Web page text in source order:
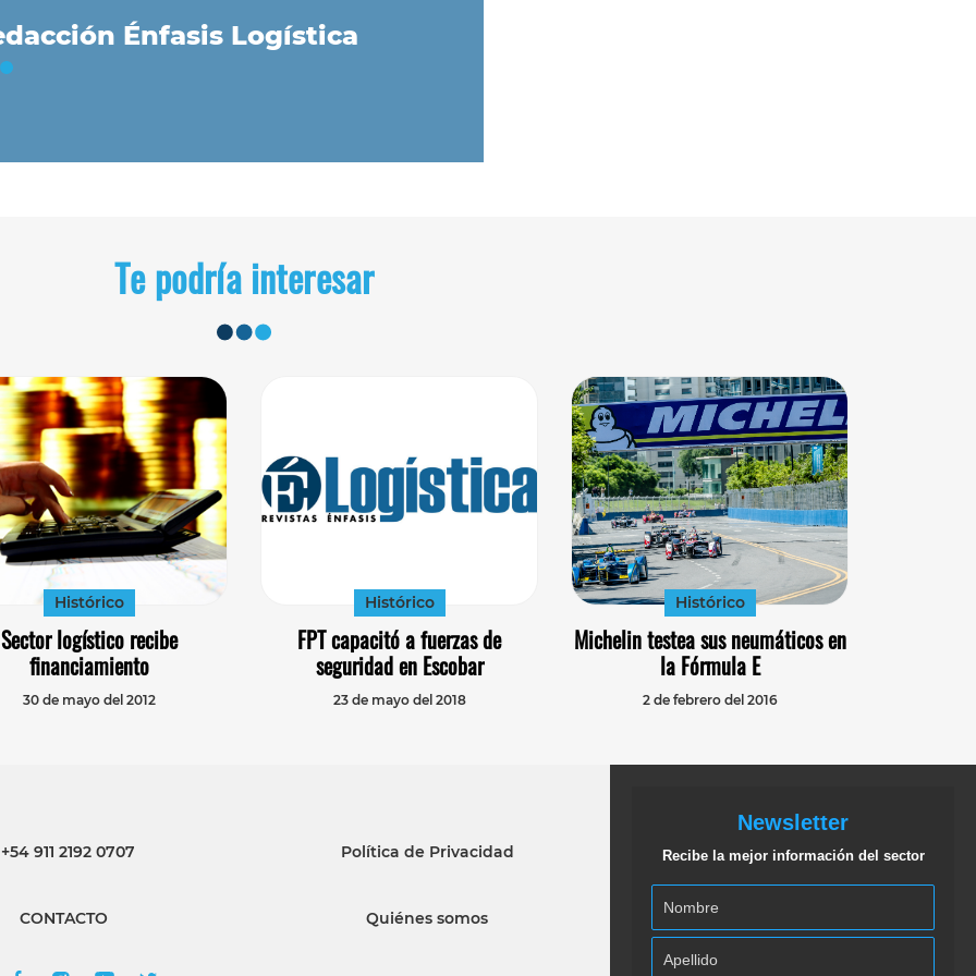
Énfasis Logística
Te podría interesar
Histórico
Sector logístico recibe
financiamiento
30 de mayo del 2012
Histórico
FPT capacitó a fuerzas de
seguridad en Escobar
23 de mayo del 2018
Histórico
Michelin testea sus neumáticos en
la Fórmula E
2 de febrero del 2016
911 2192 0707
CONTACTO
Política de Privacidad
Quiénes somos
Newsletter
Recibe la mejor información del sector